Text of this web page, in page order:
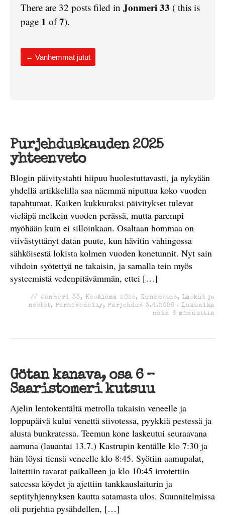
There are 32 posts filed in Jonmeri 33 ( this is
page 1 of7).
← Vanhemmat jutut
Purjehduskauden 2025
yhteenveto
Blogin päivitystahti hiipuu huolestuttavasti, ja nykyään
yhdellä artikkelilla saa näemmä niputtua koko vuoden
tapahtumat. Kaiken kukkuraksi päivitykset tulevat
vieläpä melkein vuoden perässä, mutta parempi
myöhään kuin ei silloinkaan. Osaltaan hommaa on
viivästyttänyt datan puute, kun hävitin vahingossa
sähköisestä lokista kolmen vuoden konetunnit. Nyt sain
vihdoin syötettyä ne takaisin, ja samalla tein myös
systeemistä vedenpitävämmän, ettei […]
// Jonmeri 33, Kesäloma 2025, Kunnostus, Laskut ja
nostot, Perheveneily, Purjehdus 3.4.2026 | Lukuaika
noin 6 minuuttia
Götan kanava, osa 6 –
Saaristomeri kutsuu
Ajelin lentokentältä metrolla takaisin veneelle ja
loppupäivä kului venettä siivotessa, pyykkiä pestessä ja
alusta bunkratessa. Teemun kone laskeutui seuraavana
aamuna (lauantai 13.7.) Kastrupin kentälle klo 7:30 ja
hän löysi tiensä veneelle klo 8:45. Syötiin aamupalat,
laitettiin tavarat paikalleen ja klo 10:45 irrotettiin
sateessa köydet ja ajettiin tankkauslaiturin ja
septityhjennyksen kautta satamasta ulos. Suunnitelmissa
oli purjehtia pysähdellen, […]